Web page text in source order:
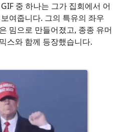
중 하나는 그가 집회에서 어
여줍니다. 그의 특유의 좌우
밈으로 만들어졌고, 종종 유머
스와 함께 등장했습니다.